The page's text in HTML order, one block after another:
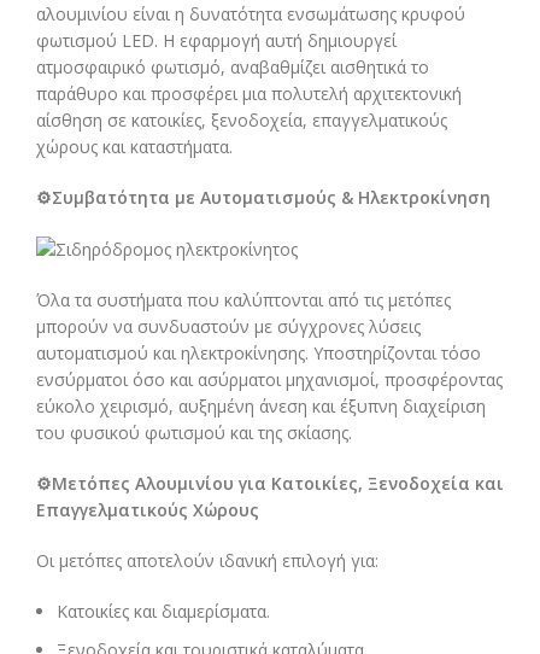
αλουμινίου είναι η δυνατότητα ενσωμάτωσης κρυφού
φωτισμού LED. Η εφαρμογή αυτή δημιουργεί
ατμοσφαιρικό φωτισμό, αναβαθμίζει αισθητικά το
παράθυρο και προσφέρει μια πολυτελή αρχιτεκτονική
αίσθηση σε κατοικίες, ξενοδοχεία, επαγγελματικούς
χώρους και καταστήματα.
⚙️Συμβατότητα με Αυτοματισμούς & Ηλεκτροκίνηση
Όλα τα συστήματα που καλύπτονται από τις μετόπες
μπορούν να συνδυαστούν με σύγχρονες λύσεις
αυτοματισμού και ηλεκτροκίνησης. Υποστηρίζονται τόσο
ενσύρματοι όσο και ασύρματοι μηχανισμοί, προσφέροντας
εύκολο χειρισμό, αυξημένη άνεση και έξυπνη διαχείριση
του φυσικού φωτισμού και της σκίασης.
⚙️Μετόπες Αλουμινίου για Κατοικίες, Ξενοδοχεία και
Επαγγελματικούς Χώρους
Οι μετόπες αποτελούν ιδανική επιλογή για:
Κατοικίες και διαμερίσματα.